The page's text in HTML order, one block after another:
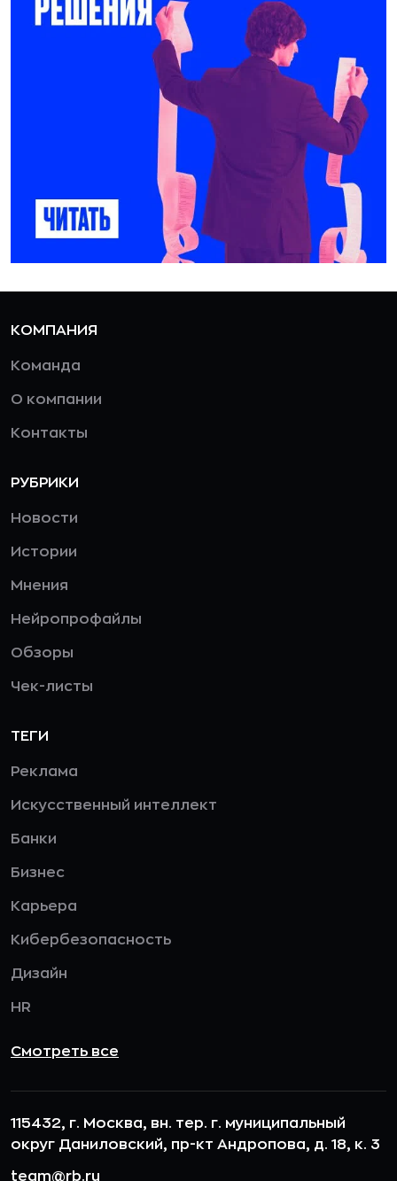
КОМПАНИЯ
Команда
О компании
Контакты
РУБРИКИ
Новости
Истории
Мнения
Нейропрофайлы
Обзоры
Чек-листы
ТЕГИ
Реклама
Искусственный интеллект
Банки
Бизнес
Карьера
Кибербезопасность
Дизайн
HR
Смотреть все
115432, г. Москва, вн. тер. г. муниципальный
округ Даниловский, пр-кт Андропова, д. 18, к. 3
team@rb.ru